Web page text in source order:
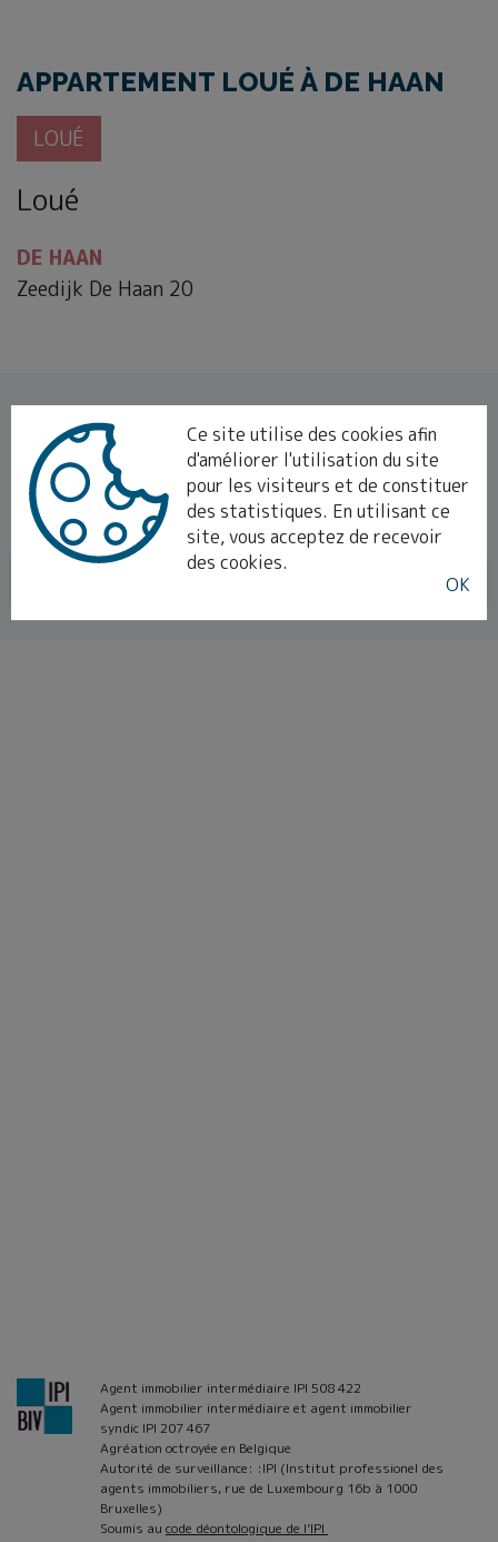
APPARTEMENT LOUÉ À DE HAAN
LOUÉ
Loué
DE HAAN
Zeedijk De Haan 20
Si vous êtes intéressé par une propriété similaire,
veuillez vous inscrire à notre bulletin
d'information et restez au courant denos
dernières offres
Agent immobilier intermédiaire IPI 508 422
Agent immobilier intermédiaire et agent immobilier
syndic IPI 207 467
Agréation octroyée en Belgique
Autorité de surveillance: :IPI (Institut professionel des
agents immobiliers, rue de Luxembourg 16b à 1000
Bruxelles)
Soumis au code déontologique de l’IPI
Ce site utilise des cookies afin
d'améliorer l'utilisation du site
pour les visiteurs et de constituer
des statistiques. En utilisant ce
site, vous acceptez de recevoir
des cookies.
OK